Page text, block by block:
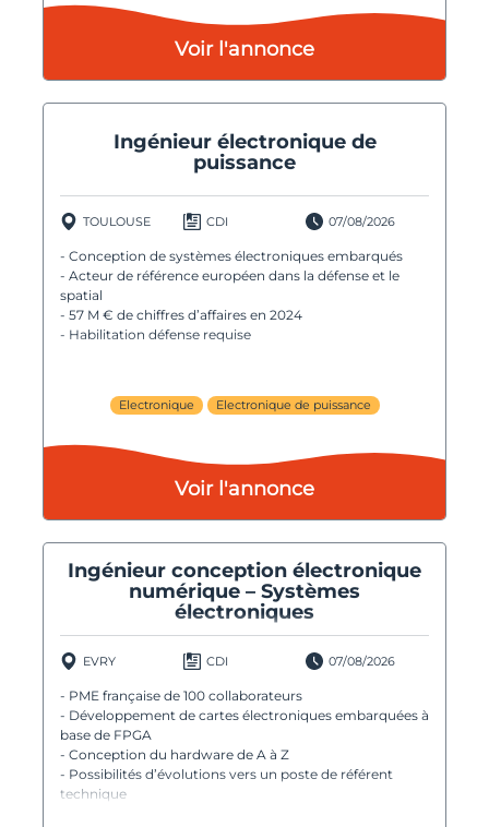
Voir l'annonce
Ingénieur électronique de
puissance
TOULOUSE CDI 07/08/2026
- Conception de systèmes électroniques embarqués
- Acteur de référence européen dans la défense et le
spatial
- 57 M € de chiffres d’affaires en 2024
- Habilitation défense requise
Electronique Electronique de puissance
Voir l'annonce
Ingénieur conception électronique
numérique – Systèmes
électroniques
EVRY CDI 07/08/2026
- PME française de 100 collaborateurs
- Développement de cartes électroniques embarquées à
base de FPGA
- Conception du hardware de A à Z
- Possibilités d’évolutions vers un poste de référent
technique